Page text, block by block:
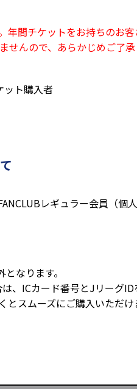
間チケットをお持ちのお
んので、あらかじめご了承
ット購入者
レギュラー会員（個
なります。
、ICカード番号とJリーグ
スムーズにご購入いただけ